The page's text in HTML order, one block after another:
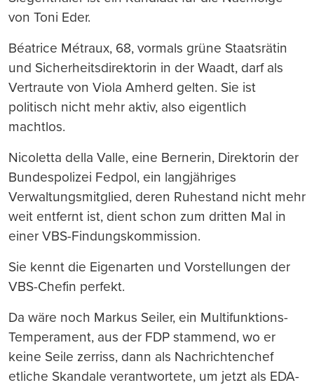
von Toni Eder.
Béatrice Métraux, 68, vormals grüne Staatsrätin
und Sicherheitsdirektorin in der Waadt, darf als
Vertraute von Viola Amherd gelten. Sie ist
politisch nicht mehr aktiv, also eigentlich
machtlos.
Nicoletta della Valle, eine Bernerin, Direktorin der
Bundespolizei Fedpol, ein langjähriges
Verwaltungsmitglied, deren Ruhestand nicht mehr
weit entfernt ist, dient schon zum dritten Mal in
einer VBS-Findungskommission.
Sie kennt die Eigenarten und Vorstellungen der
VBS-Chefin perfekt.
Da wäre noch Markus Seiler, ein Multifunktions-
Temperament, aus der FDP stammend, wo er
keine Seile zerriss, dann als Nachrichtenchef
etliche Skandale verantwortete, um jetzt als EDA-